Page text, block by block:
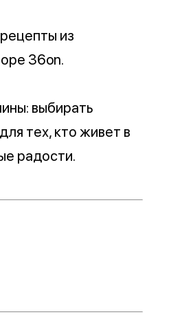
из
36on.
выбирать
тех, кто живет в
радости.